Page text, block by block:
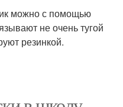
можно с помощью
не очень тугой
резинкой.